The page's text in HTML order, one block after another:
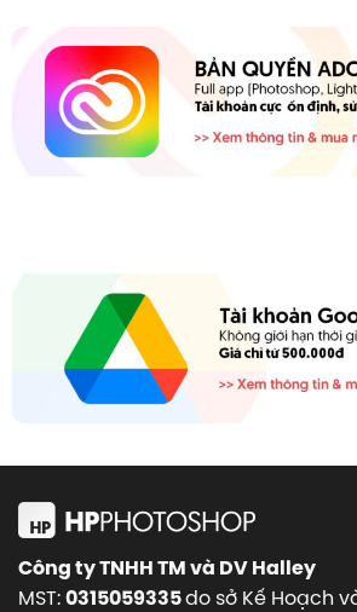
Công ty TNHH TM và DV Halley
MST:0315059335do sở Kế Hoạch